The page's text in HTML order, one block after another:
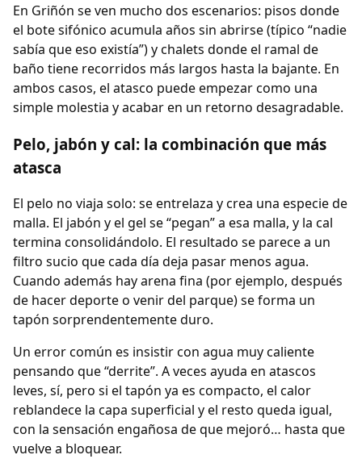
En Griñón se ven mucho dos escenarios: pisos donde
el bote sifónico acumula años sin abrirse (típico “nadie
sabía que eso existía”) y chalets donde el ramal de
baño tiene recorridos más largos hasta la bajante. En
ambos casos, el atasco puede empezar como una
simple molestia y acabar en un retorno desagradable.
Pelo, jabón y cal: la combinación que más
atasca
El pelo no viaja solo: se entrelaza y crea una especie de
malla. El jabón y el gel se “pegan” a esa malla, y la cal
termina consolidándolo. El resultado se parece a un
filtro sucio que cada día deja pasar menos agua.
Cuando además hay arena fina (por ejemplo, después
de hacer deporte o venir del parque) se forma un
tapón sorprendentemente duro.
Un error común es insistir con agua muy caliente
pensando que “derrite”. A veces ayuda en atascos
leves, sí, pero si el tapón ya es compacto, el calor
reblandece la capa superficial y el resto queda igual,
con la sensación engañosa de que mejoró… hasta que
vuelve a bloquear.